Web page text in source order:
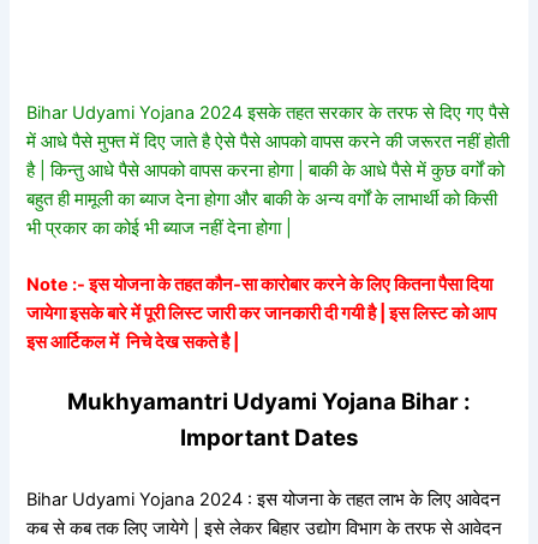
Bihar Udyami Yojana 2024 इसके तहत सरकार के तरफ से दिए गए पैसे
में आधे पैसे मुफ्त में दिए जाते है ऐसे पैसे आपको वापस करने की जरूरत नहीं होती
है | किन्तु आधे पैसे आपको वापस करना होगा | बाकी के आधे पैसे में कुछ वर्गों को
बहुत ही मामूली का ब्याज देना होगा और बाकी के अन्य वर्गों के लाभार्थी को किसी
भी प्रकार का कोई भी ब्याज नहीं देना होगा |
Note :- इस योजना के तहत कौन-सा कारोबार करने के लिए कितना पैसा दिया
जायेगा इसके बारे में पूरी लिस्ट जारी कर जानकारी दी गयी है | इस लिस्ट को आप
इस आर्टिकल में निचे देख सकते है |
Mukhyamantri Udyami Yojana Bihar :
Important Dates
Bihar Udyami Yojana 2024 : इस योजना के तहत लाभ के लिए आवेदन
कब से कब तक लिए जायेगे | इसे लेकर बिहार उद्योग विभाग के तरफ से आवेदन